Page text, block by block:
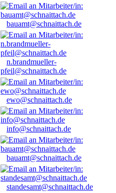
bauamt@schnaittach.de
n.brandmueller-
pfeil@schnaittach.de
ewo@schnaittach.de
info@schnaittach.de
bauamt@schnaittach.de
standesamt@schnaittach.de